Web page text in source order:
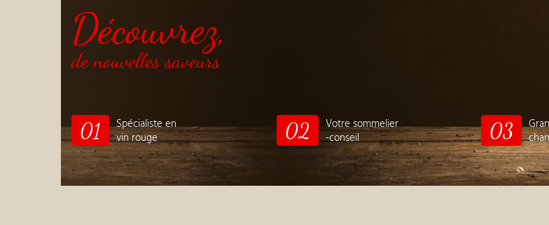
Découvrez,
de nouvelles saveurs
01
Spécialiste en
vin rouge
02
Votre sommelier
-conseil
03